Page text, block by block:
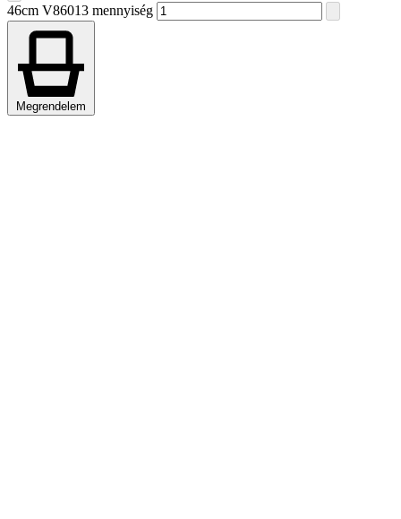
46cm V86013 mennyiség
Megrendelem